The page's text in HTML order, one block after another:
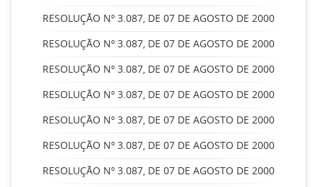
RESOLUÇÃO Nº 3.087, DE 07 DE AGOSTO DE 2000
RESOLUÇÃO Nº 3.087, DE 07 DE AGOSTO DE 2000
RESOLUÇÃO Nº 3.087, DE 07 DE AGOSTO DE 2000
RESOLUÇÃO Nº 3.087, DE 07 DE AGOSTO DE 2000
RESOLUÇÃO Nº 3.087, DE 07 DE AGOSTO DE 2000
RESOLUÇÃO Nº 3.087, DE 07 DE AGOSTO DE 2000
RESOLUÇÃO Nº 3.087, DE 07 DE AGOSTO DE 2000